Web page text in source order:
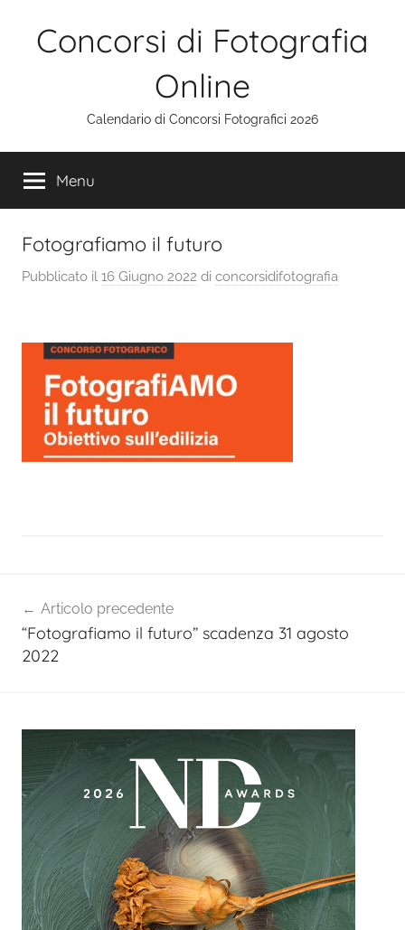
Concorsi di Fotografia
Online
Calendario di Concorsi Fotografici 2026
Menu
Fotografiamo il futuro
Pubblicato il 16 Giugno 2022 di concorsidifotografia
articoli
Articolo precedente
“Fotografiamo il futuro” scadenza 31 agosto
2022